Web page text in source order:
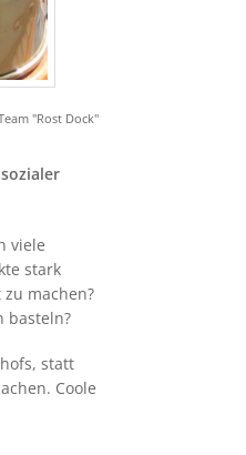
"Rost Dock"
viele
stark
machen?
basteln?
statt
Coole